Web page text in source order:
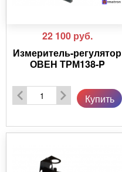
22 100 руб.
Измеритель-регулятор
ОВЕН ТРМ138-P
Купить